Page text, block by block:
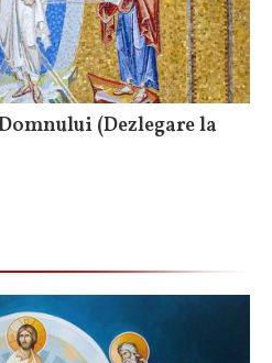
(Dezlegare la